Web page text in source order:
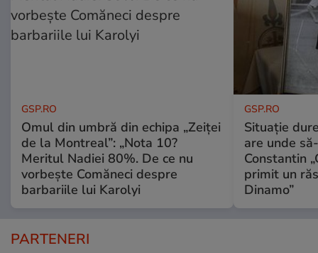
GSP.RO
Omul din umbră din echipa „Zeiței
de la Montreal”: „Nota 10?
Meritul Nadiei 80%. De ce nu
vorbește Comăneci despre
barbariile lui Karolyi
GSP.RO
Situație
are unde
Constantin
primit un
Dinamo”
PARTENERI